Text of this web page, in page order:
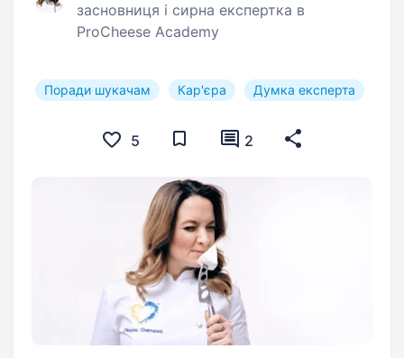
засновниця і сирна експертка в
ProCheese Academy
Поради шукачам Кар'єра Думка експерта
5 2